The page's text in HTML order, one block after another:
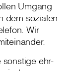
Umgang
dem sozialen
Wir
ehr-